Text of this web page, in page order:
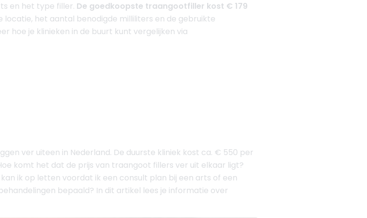
en het type filler. De goedkoopste traangootfiller kost € 179
het aantal benodigde milliliters en de gebruikte
hoe je klinieken in de buurt kunt vergelijken via
ver uiteen in Nederland. De duurste kliniek kost ca. € 550 per
komt het dat de prijs van traangoot fillers ver uit elkaar ligt?
ik op letten voordat ik een consult plan bij een arts of een
bepaald? In dit artikel lees je informatie over